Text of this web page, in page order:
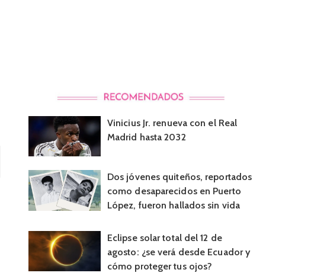
Vinicius Jr. renueva con el Real
Madrid hasta 2032
Dos jóvenes quiteños, reportados
como desaparecidos en Puerto
López, fueron hallados sin vida
Eclipse solar total del 12 de
agosto: ¿se verá desde Ecuador y
cómo proteger tus ojos?